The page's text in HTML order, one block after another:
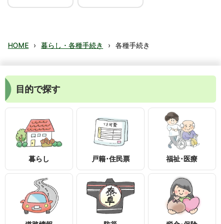
HOME › 暮らし・各種手続き › 各種手続き
目的で探す
暮らし 戸籍･住民票 福祉･医療
〒399-1895
長野県下伊那郡泰阜村3236-1
0260-26-2111